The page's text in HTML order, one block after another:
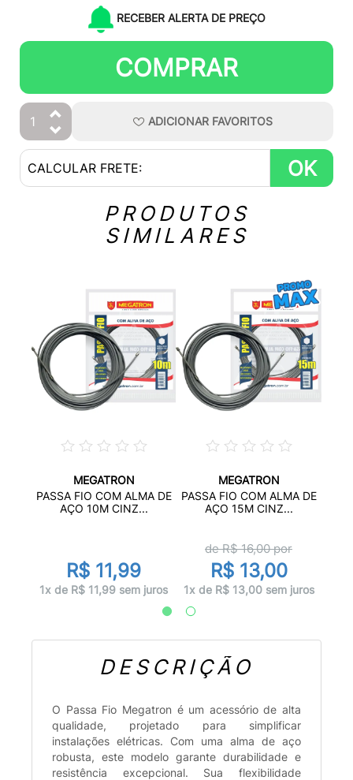
RECEBER ALERTA DE PREÇO
COMPRAR
ADICIONAR FAVORITOS
OK
PRODUTOS
SIMILARES
MEGATRON
PASSA FIO COM ALMA DE
AÇO 10M CINZ...
R$ 11,99
1x de R$ 11,99 sem juros
MEGATRON
PASSA FIO COM ALMA DE
AÇO 15M CINZ...
de R$16,00por
R$ 13,00
1x de R$ 13,00 sem juros
DESCRIÇÃO
O Passa Fio Megatron é um acessório de alta
qualidade, projetado para simplificar
instalações elétricas. Com uma alma de aço
robusta, este modelo garante durabilidade e
resistência excepcional. Sua flexibilidade